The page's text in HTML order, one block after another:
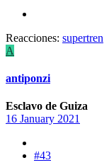
Reacciones: supertren
A
antiponzi
Esclavo de Guiza
16 January 2021
#43